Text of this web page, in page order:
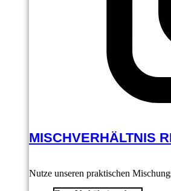
MISCHVERHÄLTNIS
Nutze unseren praktischen